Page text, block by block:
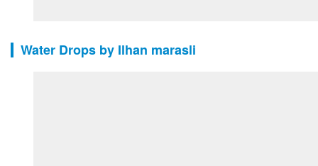
Water Drops by Ilhan marasli